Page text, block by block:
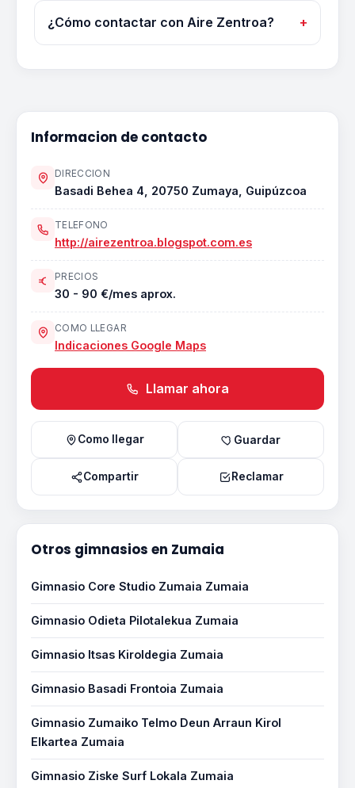
¿Cómo contactar con Aire Zentroa?
Informacion de contacto
DIRECCION
Basadi Behea 4, 20750 Zumaya, Guipúzcoa
TELEFONO
http://airezentroa.blogspot.com.es
PRECIOS
30 - 90 €/mes aprox.
COMO LLEGAR
Indicaciones Google Maps
Llamar ahora
Como llegar Guardar
Compartir Reclamar
Otros gimnasios en Zumaia
Gimnasio Core Studio Zumaia Zumaia
Gimnasio Odieta Pilotalekua Zumaia
Gimnasio Itsas Kiroldegia Zumaia
Gimnasio Basadi Frontoia Zumaia
Gimnasio Zumaiko Telmo Deun Arraun Kirol
Elkartea Zumaia
Gimnasio Ziske Surf Lokala Zumaia